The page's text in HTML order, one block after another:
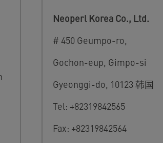
Neoperl Korea Co., Ltd.
# 450 Geumpo-ro,
Gochon-eup, Gimpo-si
Gyeonggi-do, 10123 韩国
Tel: +82319842565
Fax: +82319842564